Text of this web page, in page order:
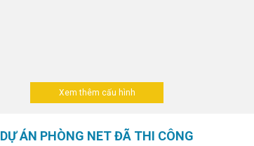
Xem thêm cấu hình
DỰ ÁN PHÒNG NET ĐÃ THI CÔNG